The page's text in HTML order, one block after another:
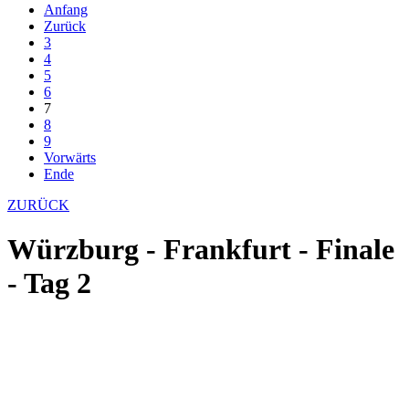
Anfang
Zurück
3
4
5
6
7
8
9
Vorwärts
Ende
ZURÜCK
Würzburg - Frankfurt - Finale
- Tag 2